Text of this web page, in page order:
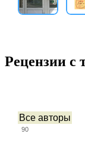
Рецензии с
Все авторы
90